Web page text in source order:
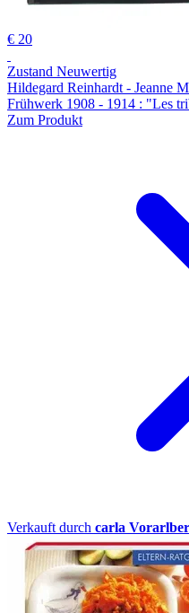
€ 20
Zustand Neuwertig
Hildegard Reinhardt - Jeanne
Frühwerk 1908 - 1914 : "Les
Zum Produkt
Verkauft durch carla